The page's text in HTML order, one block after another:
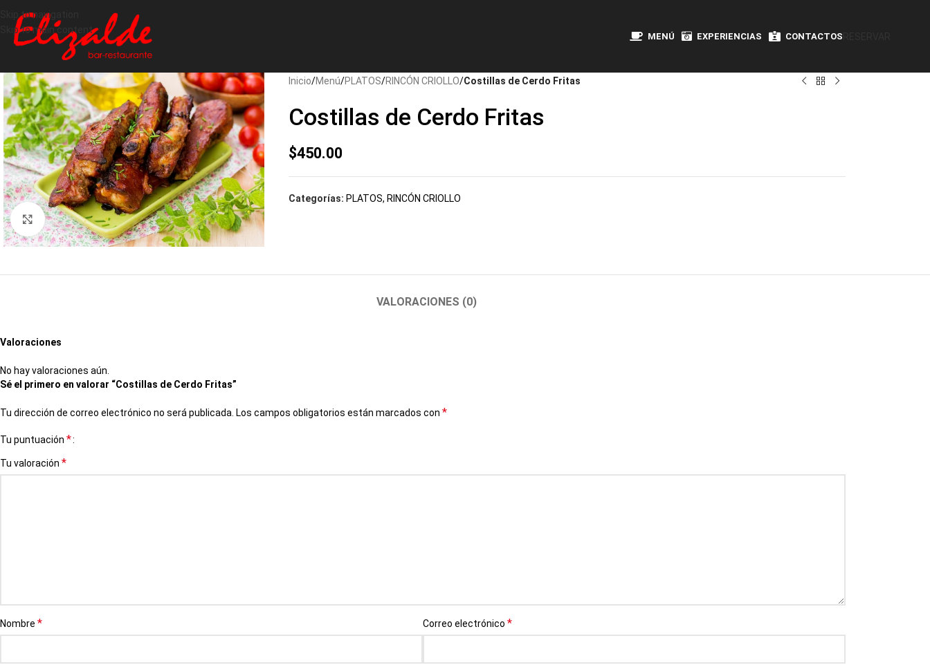
Skip to navigation
Skip to main content
MENÚ EXPERIENCIAS CONTACTOS
Click to enlarge
Inicio/Menú/PLATOS/RINCÓN CRIOLLO/Costillas de Cerdo Fritas
Costillas de Cerdo Fritas
$450.00
Categorías: PLATOS, RINCÓN CRIOLLO
VALORACIONES (0)
Valoraciones
No hay valoraciones aún.
Sé el primero en valorar “Costillas de Cerdo Fritas”
Tu dirección de correo electrónico no será publicada. Los campos obligatorios están marcados con *
Tu puntuación *
Tu valoración *
Nombre * Correo electrónico *